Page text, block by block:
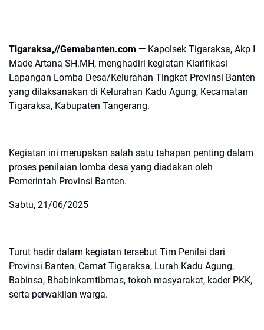
Tigaraksa,//Gemabanten.com — Kapolsek Tigaraksa, Akp I
Made Artana SH.MH, menghadiri kegiatan Klarifikasi
Lapangan Lomba Desa/Kelurahan Tingkat Provinsi Banten
yang dilaksanakan di Kelurahan Kadu Agung, Kecamatan
Tigaraksa, Kabupaten Tangerang.
Kegiatan ini merupakan salah satu tahapan penting dalam
proses penilaian lomba desa yang diadakan oleh
Pemerintah Provinsi Banten.
Sabtu, 21/06/2025
Turut hadir dalam kegiatan tersebut Tim Penilai dari
Provinsi Banten, Camat Tigaraksa, Lurah Kadu Agung,
Babinsa, Bhabinkamtibmas, tokoh masyarakat, kader PKK,
serta perwakilan warga.